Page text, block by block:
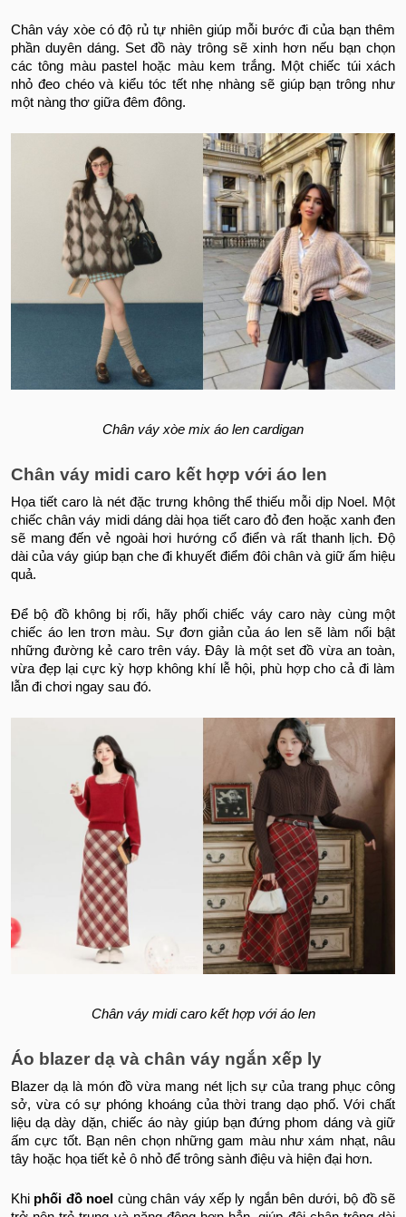
Chân váy xòe có độ rủ tự nhiên giúp mỗi bước đi của bạn thêm
phần duyên dáng. Set đồ này trông sẽ xinh hơn nếu bạn chọn
các tông màu pastel hoặc màu kem trắng. Một chiếc túi xách
nhỏ đeo chéo và kiểu tóc tết nhẹ nhàng sẽ giúp bạn trông như
một nàng thơ giữa đêm đông.
Chân váy xòe mix áo len cardigan
Chân váy midi caro kết hợp với áo len
Họa tiết caro là nét đặc trưng không thể thiếu mỗi dịp Noel. Một
chiếc chân váy midi dáng dài họa tiết caro đỏ đen hoặc xanh đen
sẽ mang đến vẻ ngoài hơi hướng cổ điển và rất thanh lịch. Độ
dài của váy giúp bạn che đi khuyết điểm đôi chân và giữ ấm hiệu
quả.
Để bộ đồ không bị rối, hãy phối chiếc váy caro này cùng một
chiếc áo len trơn màu. Sự đơn giản của áo len sẽ làm nổi bật
những đường kẻ caro trên váy. Đây là một set đồ vừa an toàn,
vừa đẹp lại cực kỳ hợp không khí lễ hội, phù hợp cho cả đi làm
lẫn đi chơi ngay sau đó.
Chân váy midi caro kết hợp với áo len
Áo blazer dạ và chân váy ngắn xếp ly
Blazer dạ là món đồ vừa mang nét lịch sự của trang phục công
sở, vừa có sự phóng khoáng của thời trang dạo phố. Với chất
liệu dạ dày dặn, chiếc áo này giúp bạn đứng phom dáng và giữ
ấm cực tốt. Bạn nên chọn những gam màu như xám nhạt, nâu
tây hoặc họa tiết kẻ ô nhỏ để trông sành điệu và hiện đại hơn.
Khi phối đồ noel​ cùng chân váy xếp ly ngắn bên dưới, bộ đồ sẽ